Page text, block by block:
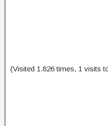
(Visited 1.826 times, 1 visits